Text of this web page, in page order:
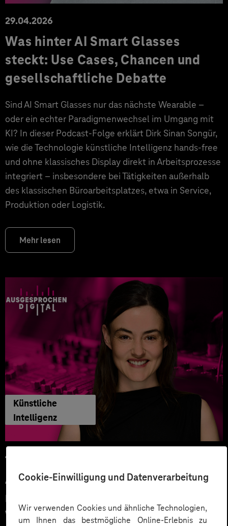
Cookie-Einwilligung und Datenverarbeitung
Wir verwenden Cookies und ähnliche Technologien,
um Ihnen das bestmögliche Online-Erlebnis zu
29.04.2026
Was hinter AI Smart Glasses
steckt: Use Cases, Chancen und
gesellschaftliche Debatte
Sind AI Smart Glasses nur das nächste Wearable –
oder ein echter Paradigmenwechsel im Umgang mit
KI? In dieser Podcast-Folge erklärt Dirk Sinan Songür,
wie die Technologie künstliche Intelligenz hands-free
und ohne klassisches Display direkt in Arbeitsprozesse
integriert – insbesondere bei Tätigkeiten außerhalb
des klassischen Büroarbeitsplatzes, etwa in Service,
Produktion oder Logistik.
Mehr lesen
Künstliche
Intelligenz
12.03.2026
Automatisiert gedacht,
menschlich gewünscht: Die
Wahrheit über KI im Kundendialog